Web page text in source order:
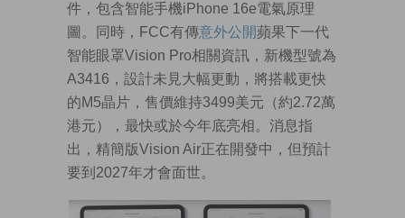
件，包含智能手機iPhone 16e電氣原理
圖。同時，FCC有傳意外公開蘋果下一代
智能眼罩Vision Pro相關資訊，新機型號為
A3416，設計未見大幅更動，將搭載更快
的M5晶片，售價維持3499美元（約2.72萬
港元），最快或於今年底亮相。消息指
出，精簡版Vision Air正在開發中，但預計
要到2027年才會面世。